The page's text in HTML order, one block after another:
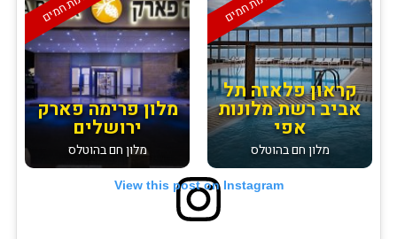
מלון פרימה פארק
ירושלים
מלון חם בהוטלס
קראון פלאזה תל
אביב רשת מלונות
אפי
מלון חם בהוטלס
View this post on Instagram